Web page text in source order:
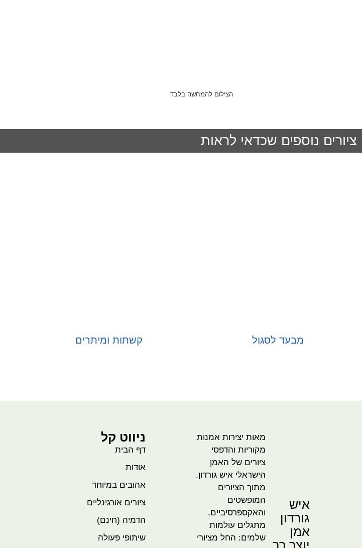
הצילום להמחשה בלבד
ציורים נוספים שכדאי לראות
מבעד לסגול קשתות ומיתרים
איש
גורדון
אמן
יוצר רב
מאות יצירות אמנות
מקוריות והדפסי
ציורים של האמן
הישראלי איש גורדון.
מתוך הציורים
המופשטים
והאקספרסיביים,
מתגלים עולמות
שלמים: החל מציורי
ניווט קל
דף הבית
אודות
אהובים במיוחד
ציורים אורגינליים
הדמיה (חינם)
שיתופי פעולה